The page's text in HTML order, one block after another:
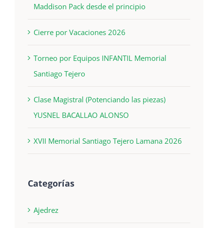
Maddison Pack desde el principio
Cierre por Vacaciones 2026
Torneo por Equipos INFANTIL Memorial
Santiago Tejero
Clase Magistral (Potenciando las piezas)
YUSNEL BACALLAO ALONSO
XVII Memorial Santiago Tejero Lamana 2026
Categorías
Ajedrez